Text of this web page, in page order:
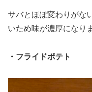
サバとほぼ変わりがな
いため味が濃厚になり
・フライドポテト